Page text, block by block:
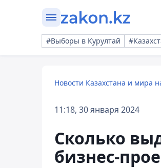
#Выборы в Курултай
Новости Казахстана и мира
11:18, 30 января 2024
Сколько
бизнес-